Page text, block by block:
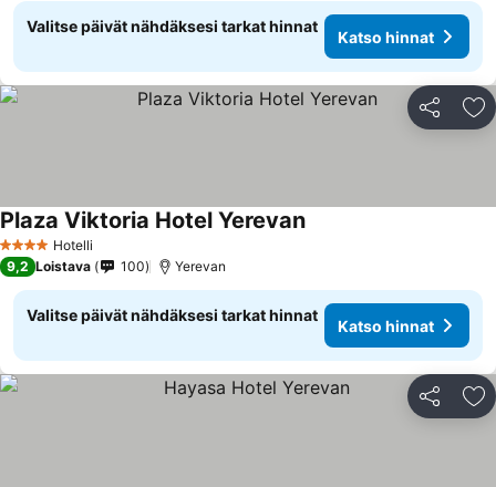
Valitse päivät nähdäksesi tarkat hinnat
Katso hinnat
Jaa
4 Tähtiluokitus
Hotelli
Plaza Viktoria Hotel YerevanKatso hinnat
9,2 Loistava 100 Yerevan
Valitse päivät nähdäksesi tarkat hinnat
Katso hinnat
Jaa